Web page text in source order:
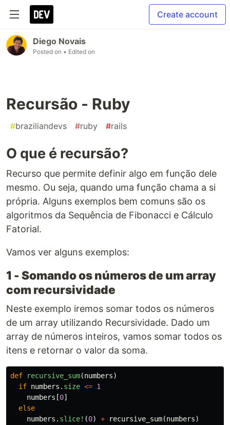
Create account
Diego Novais
Posted on • Edited on
Recursão - Ruby
#braziliandevs #ruby #rails
O que é recursão?
Recurso que permite definir algo em função dele
mesmo. Ou seja, quando uma função chama a si
própria. Alguns exemplos bem comuns são os
algoritmos da Sequência de Fibonacci e Cálculo
Fatorial.
Vamos ver alguns exemplos:
1 - Somando os números de um array
com recursividade
Neste exemplo iremos somar todos os números
de um array utilizando Recursividade. Dado um
array de números inteiros, vamos somar todos os
itens e retornar o valor da soma.
def recursive_sum(numbers)
if numbers . size <= 1
numbers [0]
else
numbers . slice! (0) + recursive_sum(numbers)